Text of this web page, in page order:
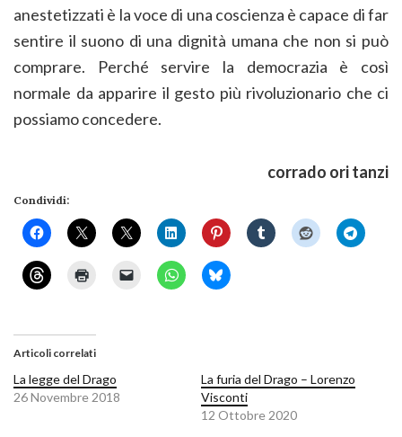
anestetizzati è la voce di una coscienza è capace di far
sentire il suono di una dignità umana che non si può
comprare. Perché servire la democrazia è così
normale da apparire il gesto più rivoluzionario che ci
possiamo concedere.
corrado ori tanzi
Condividi:
Articoli correlati
La legge del Drago
26 Novembre 2018
La furia del Drago – Lorenzo
Visconti
12 Ottobre 2020